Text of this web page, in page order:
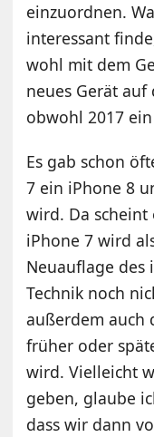
einzuordnen.
interessant
wohl mit dem
neues Gerät
obwohl 2017
Es gab schon
7 ein iPhone 8
wird. Da scheint
iPhone 7 wird
Neuauflage des
Technik noch
außerdem auch
früher oder
wird. Vielleicht
geben, glaube
dass wir dann